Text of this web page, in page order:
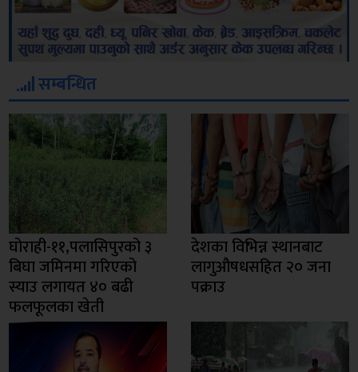
सम्बन्धित
घोराही-११,पलासिपुरको ३
बिघा जमिनमा गरिएको
स्याउ लगायत ४० बढी
फलफूलका खेती
देशका विभिन्न स्थानबाट
लागुऔषधसहित २० जना
पक्राउ